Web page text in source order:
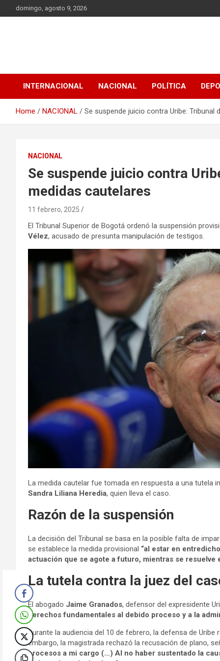
to
domingo, agosto 9, 2026
INTERNACIONAL NACIONAL POLÍTICA
Home NACIONAL Se suspende juicio contra Uribe:
NACIONAL
Se suspende juicio contra
medidas cautelares
11 febrero, 2025
El Tribunal Superior de Bogotá ordenó la suspensión
Vélez, acusado de presunta manipulación de testigos.
La medida cautelar fue tomada en respuesta a una tutela
Sandra Liliana Heredia, quien lleva el caso.
Razón de la suspensión
La decisión del Tribunal se basa en la posible falta de
se establece la medida provisional “al estar en
actuación que se agote a futuro, mientras se resuelve
La tutela contra la juez del
El abogado Jaime Granados, defensor del expresidente
derechos fundamentales al debido proceso y a la
Durante la audiencia del 10 de febrero, la defensa de
embargo, la magistrada rechazó la recusación de plano,
procesos a mi cargo (…) Al no haber sustentado la